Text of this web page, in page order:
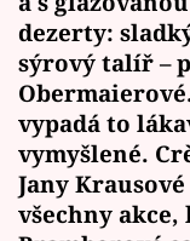
dezerty:
sýrový talíř –
vypadá to
vymyšlené.
Jany
všechny akce,